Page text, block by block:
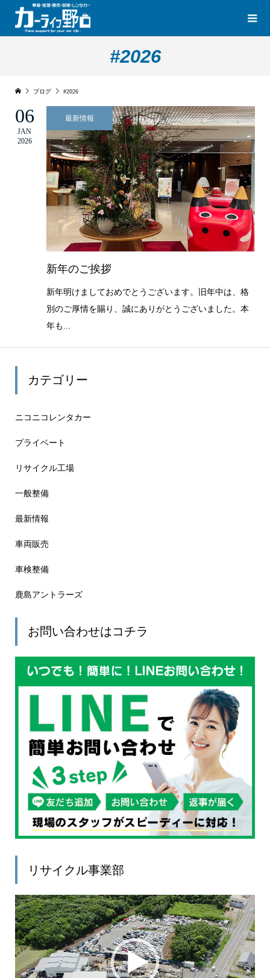
#2026
ブログ #2026
06
JAN
2026
最新情報
新年のご挨拶
新年明けましておめでとうございます。旧年中は、格
別のご厚情を賜り、誠にありがとうございました。本
年も...
カテゴリー
ニコニコレンタカー
プライベート
リサイクル工場
一般整備
最新情報
車両販売
車検整備
鹿島アントラーズ
お問い合わせはコチラ
リサイクル事業部
動
画
プ
レ
ー
ヤ